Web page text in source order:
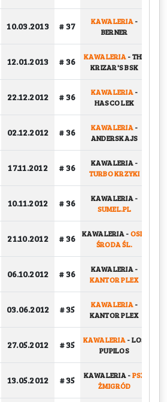
10.03.2013 # 37 KAWALERIA-
BERNER
12.01.2013 # 36 KAWALERIA-THE
KRIZAR'S BSK
22.12.2012 # 36 KAWALERIA-
HASCO LEK
02.12.2012 # 36 KAWALERIA-
ANDERSKAJS
17.11.2012 # 36 KAWALERIA-
TURBO KRZYKI
10.11.2012 # 36 KAWALERIA-
SUMEL.PL
21.10.2012 # 36 KAWALERIA-OSIR
ŚRODA ŚL.
06.10.2012 # 36 KAWALERIA-
KANTOR PLEX
03.06.2012 # 35 KAWALERIA-
KANTOR PLEX
27.05.2012 # 35 KAWALERIA-LOS
PUPILOS
13.05.2012 # 35 KAWALERIA-PSŻ
ŻMIGRÓD